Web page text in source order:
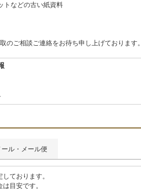
トなどの古い紙資料
ご相談ご連絡をお待ち申し上げております。
ル・メール便
ております。
目安です。